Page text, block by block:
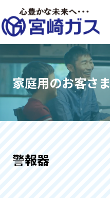
家庭用のお客さま
警報器